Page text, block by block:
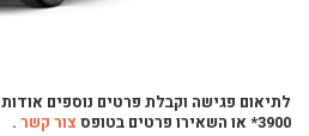
לתיאום פגישה וקבלת פרטים נוספים אודות
3900* או השאירו פרטים בטופס
צור קשר .